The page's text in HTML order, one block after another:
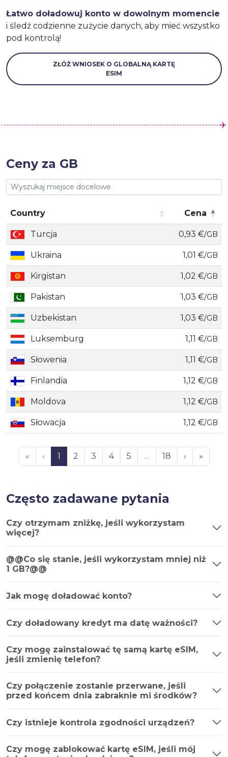
Łatwo doładowuj konto w dowolnym momencie
i śledź codzienne zużycie danych, aby mieć wszystko
pod kontrolą!
ZŁÓŻ WNIOSEK O GLOBALNĄ KARTĘ
ESIM
Ceny za GB
Country
Cena
Country
Cena
Turcja 0,93 €/GB
Ukraina 1,01 €/GB
Kirgistan 1,02 €/GB
Pakistan 1,03 €/GB
Uzbekistan 1,03 €/GB
Luksemburg 1,11 €/GB
Słowenia 1,11 €/GB
Finlandia 1,12 €/GB
Moldova 1,12 €/GB
Słowacja 1,12 €/GB
« ‹ 1 2 3 4 5 … 18 › »
Często zadawane pytania
Czy otrzymam zniżkę, jeśli wykorzystam
więcej?
@@Co się stanie, jeśli wykorzystam mniej niż
1 GB?@@
Jak mogę doładować konto?
Czy doładowany kredyt ma datę ważności?
Czy mogę zainstalować tę samą kartę eSIM,
jeśli zmienię telefon?
Czy połączenie zostanie przerwane, jeśli
przed końcem dnia zabraknie mi środków?
Czy istnieje kontrola zgodności urządzeń?
Czy mogę zablokować kartę eSIM, jeśli mój